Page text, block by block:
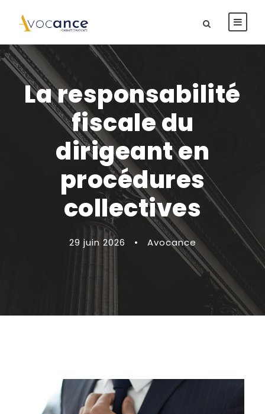
La responsabilité
fiscale du
dirigeant en
procédures
collectives
29 juin 2026 • Avocance